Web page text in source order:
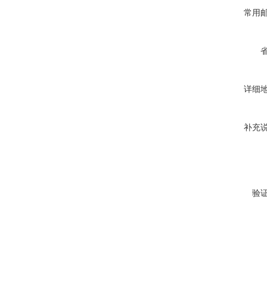
常用
详细
补充
验